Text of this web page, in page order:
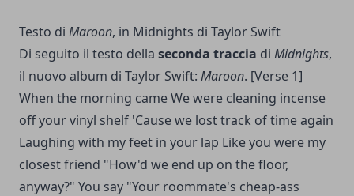
Testo di Maroon, in Midnights di Taylor Swift
Di seguito il testo della seconda traccia di Midnights,
il nuovo album di Taylor Swift: Maroon. [Verse 1]
When the morning came We were cleaning incense
off your vinyl shelf 'Cause we lost track of time again
Laughing with my feet in your lap Like you were my
closest friend "How'd we end up on the floor,
anyway?" You say "Your roommate's cheap-ass